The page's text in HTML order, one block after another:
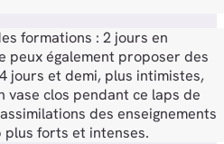
formations : 2 jours en
peux également proposer des
jours et demi, plus intimistes,
vase clos pendant ce laps de
des enseignements
plus forts et intenses.